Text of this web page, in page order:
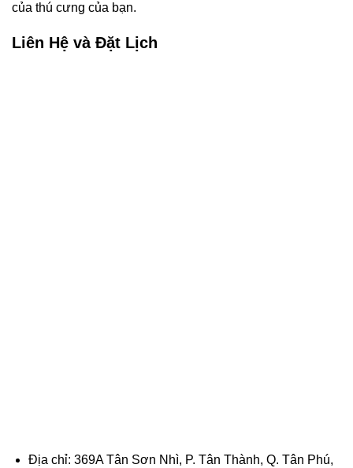
của thú cưng của bạn.
Liên Hệ và Đặt Lịch
Địa chỉ: 369A Tân Sơn Nhì, P. Tân Thành, Q. Tân Phú,